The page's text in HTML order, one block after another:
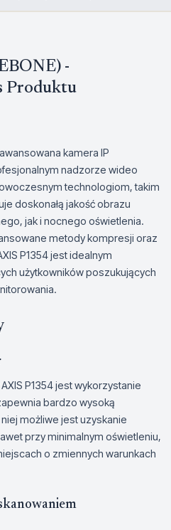
-
Produktu
kamera IP
nadzorze wideo
technologiom, takim
doskonałą jakość obrazu
jak i nocnego oświetlenia.
metody kompresji oraz
P1354 jest idealnym
użytkowników poszukujących
P1354 jest wykorzystanie
bardzo wysoką
niej możliwe jest uzyskanie
przy minimalnym oświetleniu,
o zmiennych warunkach